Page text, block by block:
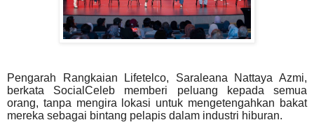
Pengarah Rangkaian Lifetelco, Saraleana Nattaya Azmi,
berkata SocialCeleb memberi peluang kepada
semua
orang, tanpa mengira lokasi untuk mengetengahkan bakat
mereka sebagai bintang pelapis dalam industri hiburan.